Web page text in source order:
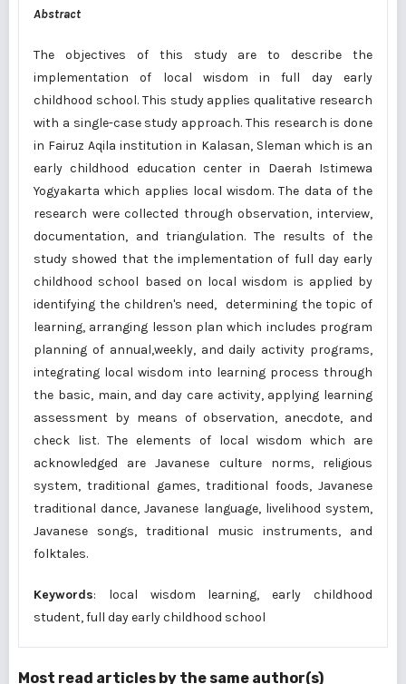
Abstract
The objectives of this study are to describe the
implementation of local wisdom in full day early
childhood school. This study applies qualitative research
with a single-case study approach. This research is done
in Fairuz Aqila institution in Kalasan, Sleman which is an
early childhood education center in Daerah Istimewa
Yogyakarta which applies local wisdom. The data of the
research were collected through observation, interview,
documentation, and triangulation. The results of the
study showed that the implementation of full day early
childhood school based on local wisdom is applied by
identifying the children's need, determining the topic of
learning, arranging lesson plan which includes program
planning of annual,weekly, and daily activity programs,
integrating local wisdom into learning process through
the basic, main, and day care activity, applying learning
assessment by means of observation, anecdote, and
check list. The elements of local wisdom which are
acknowledged are Javanese culture norms, religious
system, traditional games, traditional foods, Javanese
traditional dance, Javanese language, livelihood system,
Javanese songs, traditional music instruments, and
folktales.
Keywords: local wisdom learning, early childhood
student, full day early childhood school
Most read articles by the same author(s)